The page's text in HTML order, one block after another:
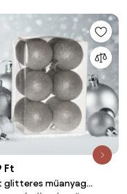
Ft
glitteres műanyag